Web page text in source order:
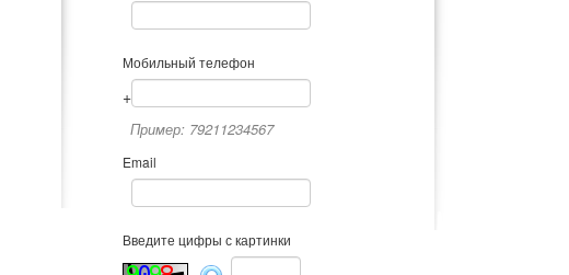
Мобильный телефон
+
Пример: 79211234567
Email
Введите цифры с картинки